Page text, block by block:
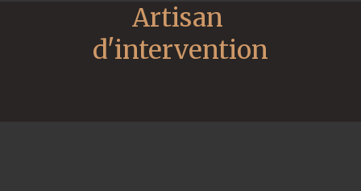
Artisan
d'intervention